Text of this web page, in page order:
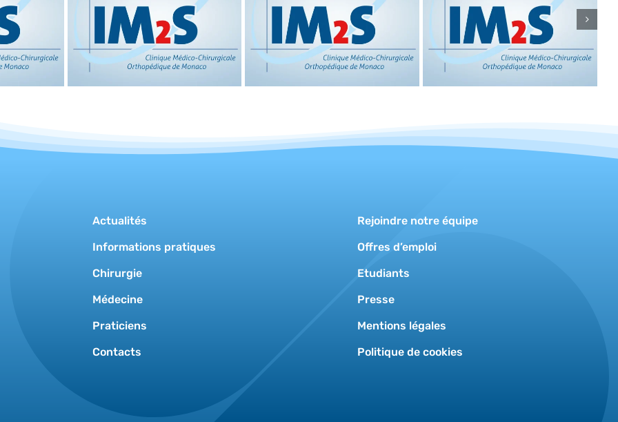
Actualités
Informations pratiques
Chirurgie
Médecine
Praticiens
Contacts
Rejoindre notre équipe
Offres d’emploi
Etudiants
Presse
Mentions légales
Politique de cookies